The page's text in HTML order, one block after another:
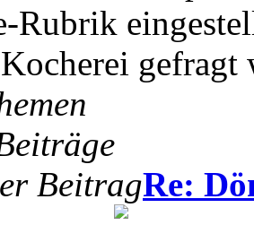
Rubrik
gefragt
BeitragRe: